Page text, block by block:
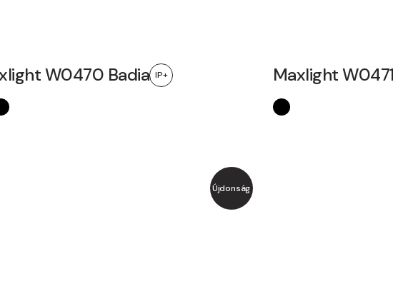
W0470 Badia IP+ Maxlight
Újdonság